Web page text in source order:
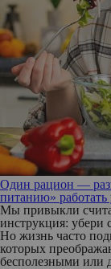
Один рацион —
питанию» работать
Мы привыкли
инструкция: убери
Но жизнь часто
которых
бесполезными или